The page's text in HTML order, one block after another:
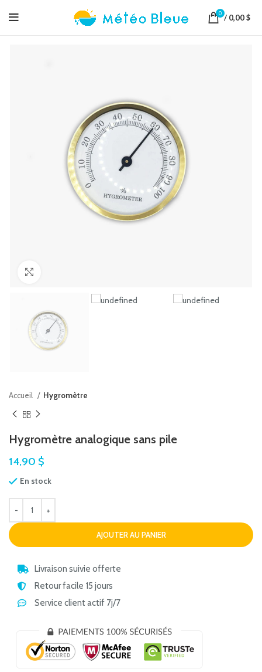
0 / 0,00$
Accueil Hygromètre
Hygromètre analogique sans pile
14,90 $
En stock
AJOUTER AU PANIER
Livraison suivie offerte
Retour facile 15 jours
Service client actif 7j/7